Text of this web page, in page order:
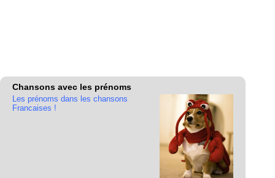
Chansons avec les prénoms
Les prénoms dans les chansons
Francaises !